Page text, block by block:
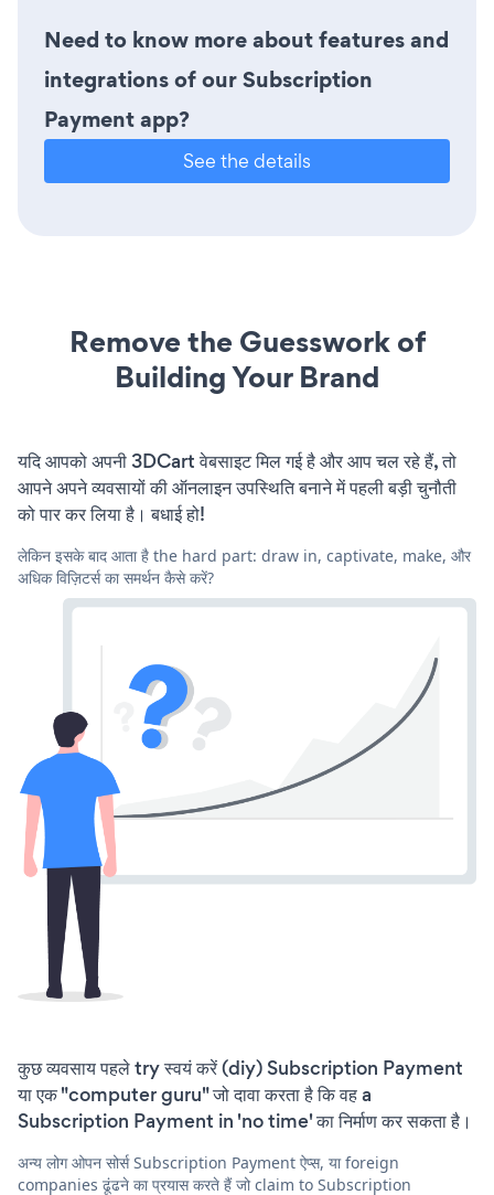
Need to know more about features and
integrations of our Subscription
Payment app?
See the details
Remove the Guesswork of
Building Your Brand
यदि आपको अपनी 3DCart वेबसाइट मिल गई है और आप चल रहे हैं, तो
आपने अपने व्यवसायों की ऑनलाइन उपस्थिति बनाने में पहली बड़ी चुनौती
को पार कर लिया है। बधाई हो!
लेकिन इसके बाद आता है the hard part: draw in, captivate, make, और
अधिक विज़िटर्स का समर्थन कैसे करें?
कुछ व्यवसाय पहले try स्वयं करें (diy) Subscription Payment
या एक "computer guru" जो दावा करता है कि वह a
Subscription Payment in 'no time' का निर्माण कर सकता है।
अन्य लोग ओपन सोर्स Subscription Payment ऐप्स, या foreign
companies ढूंढने का प्रयास करते हैं जो claim to Subscription